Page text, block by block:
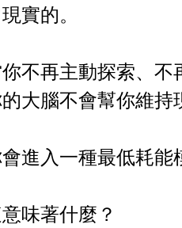
實的。
不再主動探索、不
大腦不會幫你維持
進入一種最低耗能
味著什麼？